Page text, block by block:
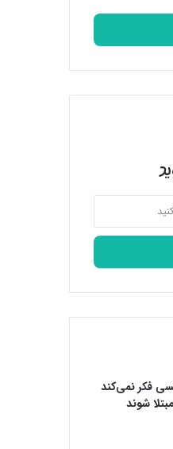
فکر نمی‌کند
شوند